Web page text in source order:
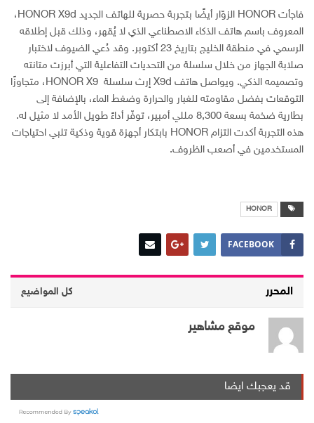
فاجأت HONOR الزوّار أيضًا بتجربة حصرية للهاتف الجديد HONOR X9d،
المعروف باسم هاتف الذكاء الاصطناعي الذي لا يُقهر، وذلك قبل إطلاقه
الرسمي في منطقة الخليج بتاريخ 23 أكتوبر. وقد دُعي الضيوف لاختبار
صلابة الجهاز من خلال سلسلة من التحديات التفاعلية التي أبرزت متانته
وتصميمه الذكي. ويواصل هاتف X9d إرث سلسلة HONOR X9، متجاوزًا
التوقعات بفضل مقاومته للغبار والحرارة وضغط الماء، بالإضافة إلى
بطارية ضخمة بسعة 8,300 مللي أمبير، توفّر أداءً طويل الأمد لا مثيل له.
هذه التجربة أكدت التزام HONOR بابتكار أجهزة قوية وذكية تلبي احتياجات
المستخدمين في أصعب الظروف.
HONOR
FACEBOOK
المحرر كل المواضيع
موقع مشاهير
قد يعجبك ايضا